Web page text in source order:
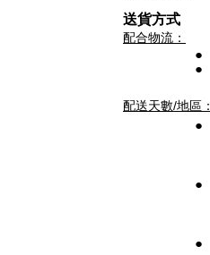
送貨方式
配合物流：
配送天數/地區：